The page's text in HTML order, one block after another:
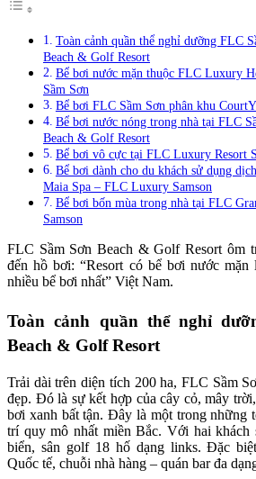
Toàn cảnh quần thể nghỉ dưỡng FLC
Beach & Golf Resort
Bể bơi nước mặn thuộc FLC Luxury
Sầm Sơn
Bể bơi FLC Sầm Sơn phân khu
Bể bơi nước nóng trong nhà tại FLC
Beach & Golf Resort
Bể bơi vô cực tại FLC Luxury Resort
Bể bơi dành cho du khách sử dụng
Maia Spa – FLC Luxury Samson
Bể bơi bốn mùa trong nhà tại FLC
Samson
FLC Sầm Sơn Beach & Golf Resort ôm
đến hồ bơi: “Resort có bể bơi nước mặn
nhiều bể bơi nhất” Việt Nam.
Toàn cảnh quần thể nghỉ
Beach & Golf Resort
Trải dài trên diện tích 200 ha, FLC Sầm
đẹp. Đó là sự kết hợp của cây cỏ, mây
bơi xanh bất tận. Đây là một trong những
trí quy mô nhất miền Bắc. Với hai khách
biển, sân golf 18 hố dạng links. Đặc
Quốc tế, chuỗi nhà hàng – quán bar đa